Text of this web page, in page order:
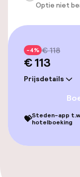
Fietsen
Overal
Voor
Optie niet
-4% € 118
€ 113
Prijsdetails
💝Steden-app
hotelboeking